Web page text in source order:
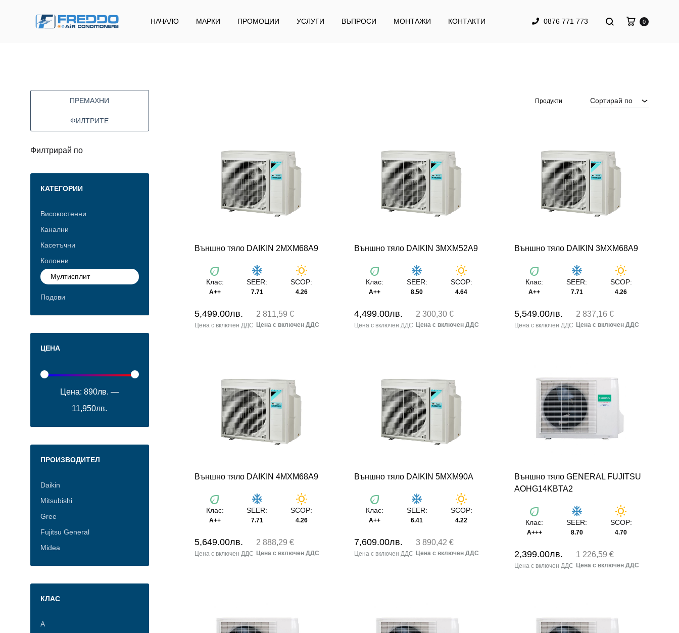
НАЧАЛО МАРКИ ПРОМОЦИИ УСЛУГИ ВЪПРОСИ МОНТАЖИ КОНТАКТИ 0876 771 773 0
Сортирай по
Продукти
Външно тяло DAIKIN 2MXM68A9
eco
Клас:
A++
ac_unit
SEER:
7.71
wb_sunny
SCOP:
4.26
5,499.00лв. 2 811,59 €
Външно тяло DAIKIN 3MXM52A9
eco
Клас:
A++
ac_unit
SEER:
8.50
wb_sunny
SCOP:
4.64
4,499.00лв. 2 300,30 €
Външно тяло DAIKIN 3MXM68A9
eco
Клас:
A++
ac_unit
SEER:
7.71
wb_sunny
SCOP:
4.26
5,549.00лв. 2 837,16 €
Външно тяло DAIKIN 4MXM68A9
eco
Клас:
A++
ac_unit
SEER:
7.71
wb_sunny
SCOP:
4.26
5,649.00лв. 2 888,29 €
Външно тяло DAIKIN 5MXM90A
eco
Клас:
A++
ac_unit
SEER:
6.41
wb_sunny
SCOP:
4.22
7,609.00лв. 3 890,42 €
Външно тяло GENERAL FUJITSU
AOHG14KBTA2
eco
Клас:
A+++
ac_unit
SEER:
8.70
wb_sunny
SCOP:
4.70
2,399.00лв. 1 226,59 €
ПРЕМАХНИ
ФИЛТРИТЕ
Филтрирай по
КАТЕГОРИИ
Високостенни
Канални
Касетъчни
Колонни
Мултисплит
Подови
ЦЕНА
Цена:890лв. —
11,950лв.
ПРОИЗВОДИТЕЛ
Daikin
Mitsubishi
Gree
Fujitsu General
Midea
КЛАС
А